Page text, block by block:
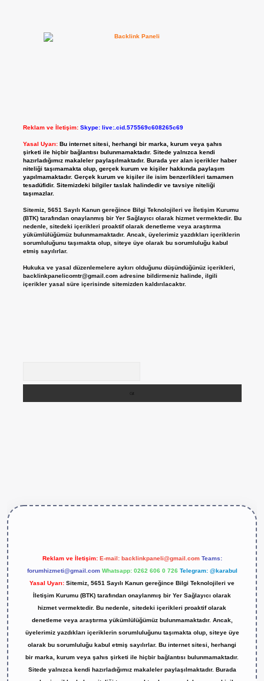
Reklam ve İletişim: Skype: live:.cid.575569c608265c69
Yasal Uyarı: Bu internet sitesi, herhangi bir marka, kurum veya şahıs
şirketi ile hiçbir bağlantısı bulunmamaktadır. Sitede yalnızca kendi
hazırladığımız makaleler paylaşılmaktadır. Burada yer alan içerikler haber
niteliği taşımamakta olup, gerçek kurum ve kişiler hakkında paylaşım
yapılmamaktadır. Gerçek kurum ve kişiler ile isim benzerlikleri tamamen
tesadüfidir. Sitemizdeki bilgiler taslak halindedir ve tavsiye niteliği
taşımazlar.
Sitemiz, 5651 Sayılı Kanun gereğince Bilgi Teknolojileri ve İletişim Kurumu
(BTK) tarafından onaylanmış bir Yer Sağlayıcı olarak hizmet vermektedir. Bu
nedenle, sitedeki içerikleri proaktif olarak denetleme veya araştırma
yükümlülüğümüz bulunmamaktadır. Ancak, üyelerimiz yazdıkları içeriklerin
sorumluluğunu taşımakta olup, siteye üye olarak bu sorumluluğu kabul
etmiş sayılırlar.
Hukuka ve yasal düzenlemelere aykırı olduğunu düşündüğünüz içerikleri,
backlinkpanelicomtr@gmail.comadresine bildirmeniz halinde, ilgili
içerikler yasal süre içerisinde sitemizden kaldırılacaktır.
Reklam ve İletişim: E-mail: backlinkpaneli@gmail.com Teams:
forumhizmeti@gmail.com Whatsapp: 0262 606 0 726 Telegram: @karabul
Yasal Uyarı: Sitemiz, 5651 Sayılı Kanun gereğince Bilgi Teknolojileri ve
İletişim Kurumu (BTK) tarafından onaylanmış bir Yer Sağlayıcı olarak
hizmet vermektedir. Bu nedenle, sitedeki içerikleri proaktif olarak
denetleme veya araştırma yükümlülüğümüz bulunmamaktadır. Ancak,
üyelerimiz yazdıkları içeriklerin sorumluluğunu taşımakta olup, siteye üye
olarak bu sorumluluğu kabul etmiş sayılırlar. Bu internet sitesi, herhangi
bir marka, kurum veya şahıs şirketi ile hiçbir bağlantısı bulunmamaktadır.
Sitede yalnızca kendi hazırladığımız makaleler paylaşılmaktadır. Burada